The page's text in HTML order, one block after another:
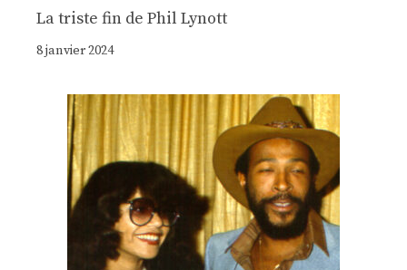
La triste fin de Phil Lynott
8 janvier 2024